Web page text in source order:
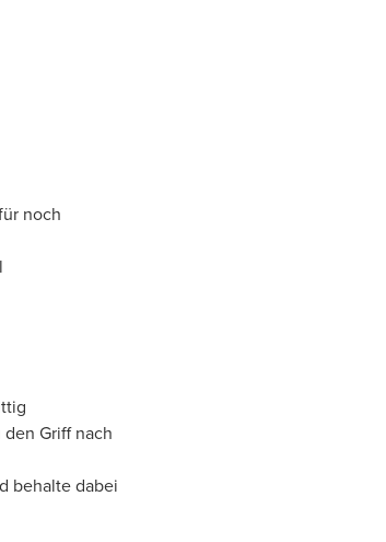
noch
Griff nach
behalte dabei